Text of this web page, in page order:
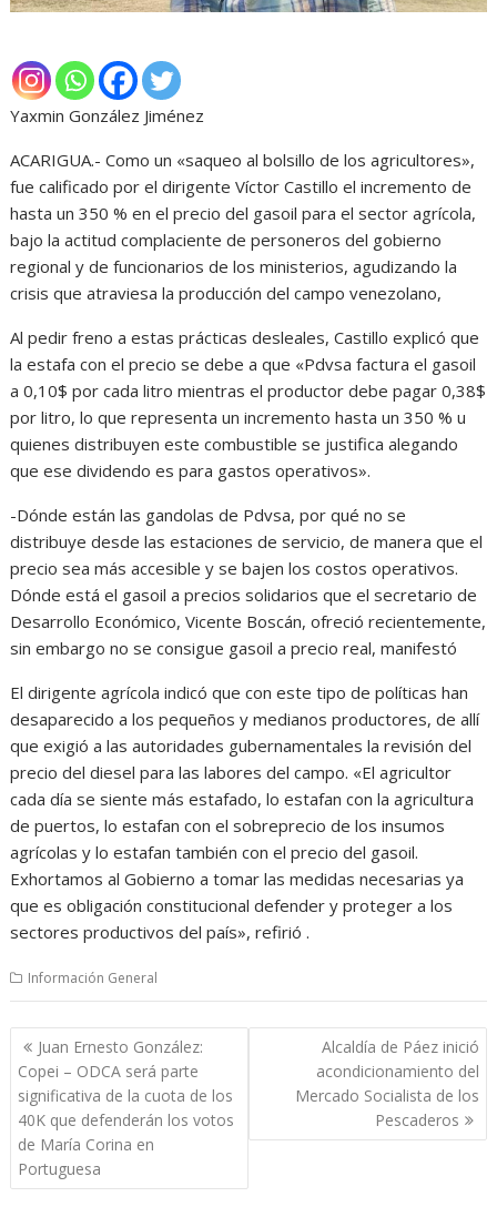
Yaxmin González Jiménez
ACARIGUA.- Como un «saqueo al bolsillo de los agricultores»,
fue calificado por el dirigente Víctor Castillo el incremento de
hasta un 350 % en el precio del gasoil para el sector agrícola,
bajo la actitud complaciente de personeros del gobierno
regional y de funcionarios de los ministerios, agudizando la
crisis que atraviesa la producción del campo venezolano,
Al pedir freno a estas prácticas desleales, Castillo explicó que
la estafa con el precio se debe a que «Pdvsa factura el gasoil
a 0,10$ por cada litro mientras el productor debe pagar 0,38$
por litro, lo que representa un incremento hasta un 350 % u
quienes distribuyen este combustible se justifica alegando
que ese dividendo es para gastos operativos».
-Dónde están las gandolas de Pdvsa, por qué no se
distribuye desde las estaciones de servicio, de manera que el
precio sea más accesible y se bajen los costos operativos.
Dónde está el gasoil a precios solidarios que el secretario de
Desarrollo Económico, Vicente Boscán, ofreció recientemente,
sin embargo no se consigue gasoil a precio real, manifestó
El dirigente agrícola indicó que con este tipo de políticas han
desaparecido a los pequeños y medianos productores, de allí
que exigió a las autoridades gubernamentales la revisión del
precio del diesel para las labores del campo. «El agricultor
cada día se siente más estafado, lo estafan con la agricultura
de puertos, lo estafan con el sobreprecio de los insumos
agrícolas y lo estafan también con el precio del gasoil.
Exhortamos al Gobierno a tomar las medidas necesarias ya
que es obligación constitucional defender y proteger a los
sectores productivos del país», refirió .
Información General
Navegación
de
entradas
Juan Ernesto González:
Copei – ODCA será parte
significativa de la cuota de los
40K que defenderán los votos
de María Corina en
Portuguesa
Alcaldía de Páez inició
acondicionamiento del
Mercado Socialista de los
Pescaderos